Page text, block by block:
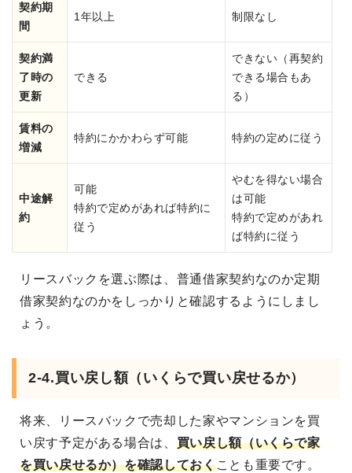
契約期
間
1年以上 制限なし
契約満
了時の
更新
できる
できない（再契約
できる場合もあ
る）
賃料の
増減
特約にかかわらず可能 特約の定めに従う
中途解
約
可能
特約で定めがあれば特約に
従う
やむを得ない場合
は可能
特約で定めがあれ
ば特約に従う
リースバックを選ぶ際は、普通借家契約なのか定期
借家契約なのかをしっかりと確認するようにしまし
ょう。
2-4.買い戻し額（いくらで買い戻せるか）
将来、リースバックで売却した家やマンションを買
い戻す予定がある場合は、 買い戻し額（いくらで家
を買い戻せるか）を確認しておくことも重要です。